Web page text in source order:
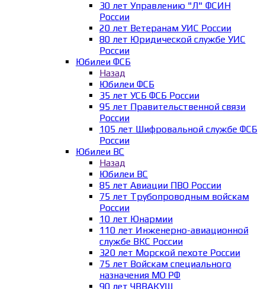
30 лет Управлению "Л" ФСИН
России
20 лет Ветеранам УИС России
80 лет Юридической службе УИС
России
Юбилеи ФСБ
Назад
Юбилеи ФСБ
35 лет УСБ ФСБ России
95 лет Правительственной связи
России
105 лет Шифровальной службе ФСБ
России
Юбилеи ВС
Назад
Юбилеи ВС
85 лет Авиации ПВО России
75 лет Трубопроводным войскам
России
10 лет Юнармии
110 лет Инженерно-авиационной
службе ВКС России
320 лет Морской пехоте России
75 лет Войскам специального
назначения МО РФ
90 лет ЧВВАКУШ